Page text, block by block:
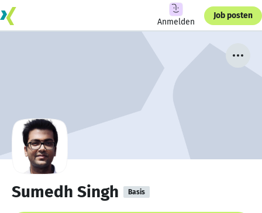
Anmelden
Job posten
Sumedh Singh Basis